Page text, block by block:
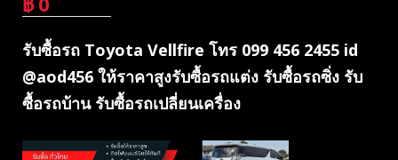
รับซื้อรถ Toyota Vellfire โทร 099 456 2455 id
@aod456 ให้ราคาสูงรับซื้อรถแต่ง รับซื้อรถซิ่ง รับ
ซื้อรถบ้าน รับซื้อรถเปลี่ยนเครื่อง